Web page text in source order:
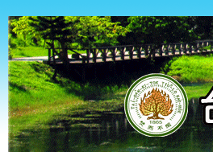
左營長老教會